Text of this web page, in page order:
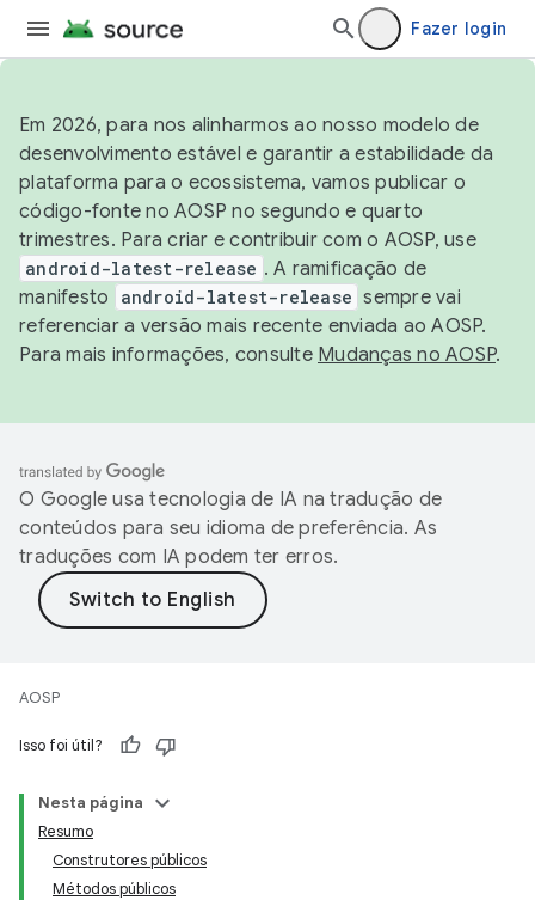
Fazer login
Em 2026, para nos alinharmos ao nosso modelo de
desenvolvimento estável e garantir a estabilidade da
plataforma para o ecossistema, vamos publicar o
código-fonte no AOSP no segundo e quarto
trimestres. Para criar e contribuir com o AOSP, use
android-latest-release . A ramificação de
manifesto
android-latest-release sempre vai
referenciar a versão mais recente enviada ao AOSP.
Para mais informações, consulte Mudanças no AOSP.
O Google usa tecnologia de IA na tradução de
conteúdos para seu idioma de preferência. As
traduções com IA podem ter erros.
AOSP
Isso foi útil?
Nesta página
Resumo
Construtores públicos
Métodos públicos